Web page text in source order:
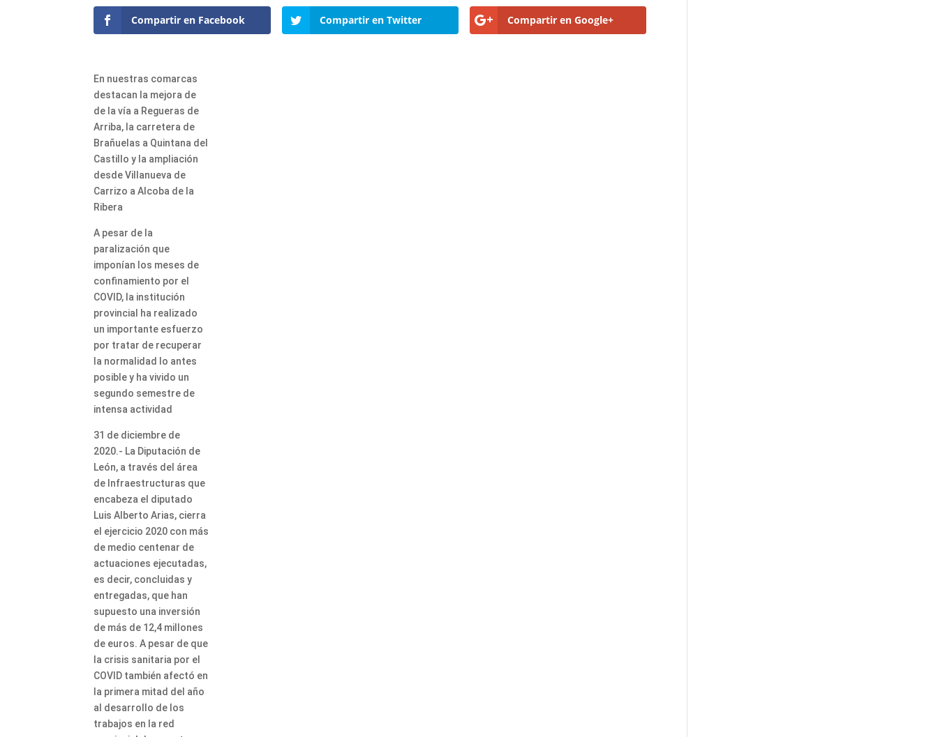
Compartir en Facebook Compartir en Twitter Compartir en Google+
En nuestras comarcas
destacan la mejora de
de la vía a Regueras de
Arriba, la carretera de
Brañuelas a Quintana del
Castillo y la ampliación
desde Villanueva de
Carrizo a Alcoba de la
Ribera
A pesar de la
paralización que
imponían los meses de
confinamiento por el
COVID, la institución
provincial ha realizado
un importante esfuerzo
por tratar de recuperar
la normalidad lo antes
posible y ha vivido un
segundo semestre de
intensa actividad
31 de diciembre de
2020.- La Diputación de
León, a través del área
de Infraestructuras que
encabeza el diputado
Luis Alberto Arias, cierra
el ejercicio 2020 con más
de medio centenar de
actuaciones ejecutadas,
es decir, concluidas y
entregadas, que han
supuesto una inversión
de más de 12,4 millones
de euros. A pesar de que
la crisis sanitaria por el
COVID también afectó en
la primera mitad del año
al desarrollo de los
trabajos en la red